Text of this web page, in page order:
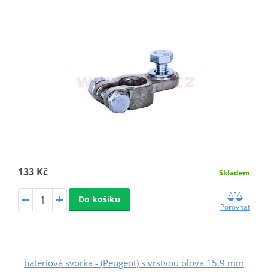
133 Kč Skladem
Do košíku
Porovnat
bateriová svorka - (Peugeot) s vrstvou olova 15.9 mm